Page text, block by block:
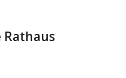
Rathaus